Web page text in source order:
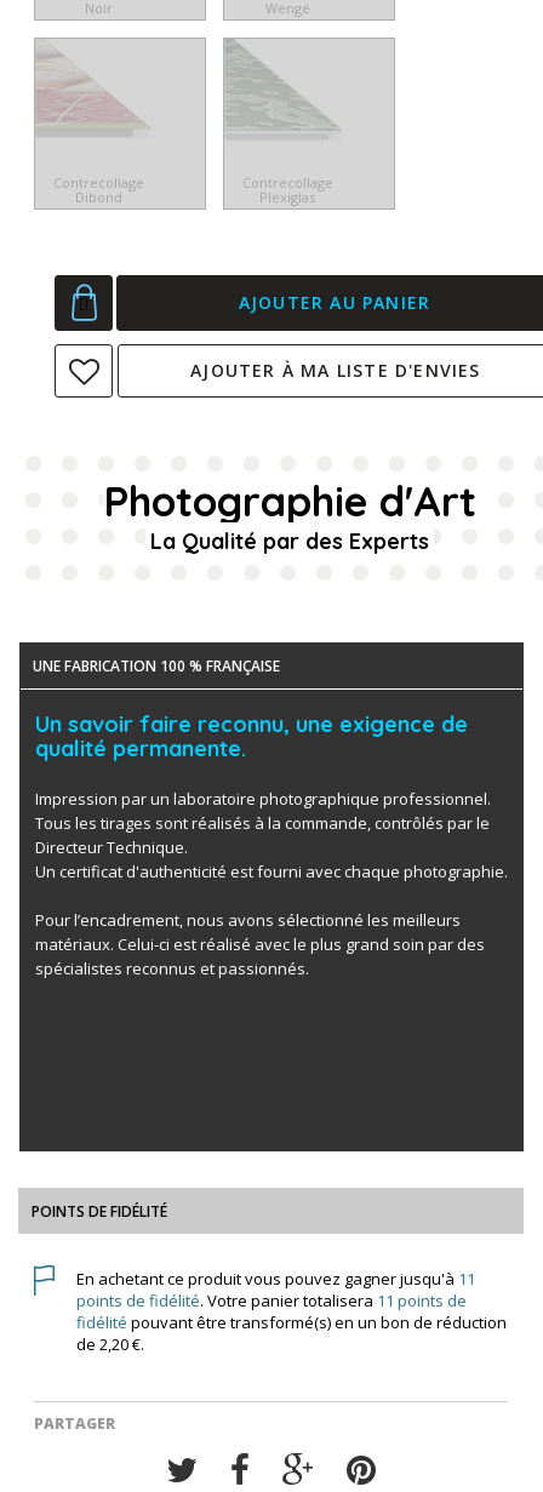
Noir
Wengé
Contrecollage
Dibond
Contrecollage
Plexiglas
AJOUTER AU PANIER
AJOUTER À MA LISTE D'ENVIES
Photographie d'Art
La Qualité par des Experts
UNE FABRICATION 100 % FRANÇAISE
Un savoir faire reconnu, une exigence de
qualité permanente.
Impression par un laboratoire photographique professionnel.
Tous les tirages sont réalisés à la commande, contrôlés par le
Directeur Technique.
Un certificat d'authenticité est fourni avec chaque photographie.
Pour l’encadrement, nous avons sélectionné les meilleurs
matériaux. Celui-ci est réalisé avec le plus grand soin par des
spécialistes reconnus et passionnés.
POINTS DE FIDÉLITÉ
En achetant ce produit vous pouvez gagner jusqu'à 11
points de fidélité. Votre panier totalisera 11 points de
fidélité pouvant être transformé(s) en un bon de réduction
de 2,20 €.
PARTAGER